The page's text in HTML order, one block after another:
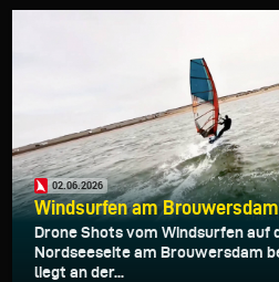
02.06.2026
Windsurfen am Brouwersdam
Drone Shots vom Windsurfen auf
Nordseeseite am Brouwersdam
liegt an der...